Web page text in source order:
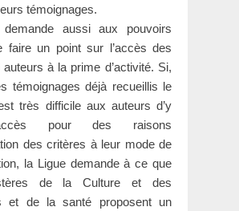
témoignages.
aussi aux pouvoirs
faire un point sur l’accès des
à la prime d’activité. Si,
témoignages déjà recueillis le
très difficile aux auteurs d’y
pour des raisons
des critères à leur mode de
la Ligue demande à ce que
de la Culture et des
et de la santé proposent un